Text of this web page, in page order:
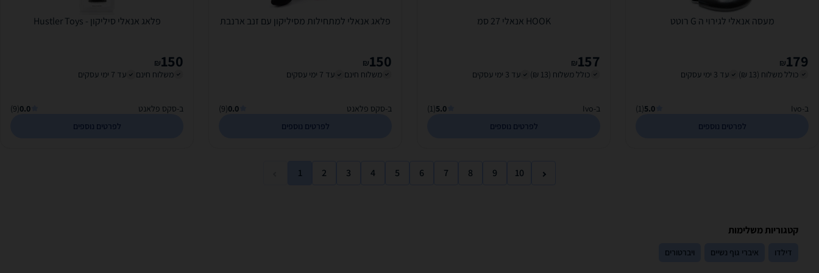
מעסה אנאלי לגירוי ה G רוטט
179
₪
כולל משלוח (13 ₪)
עד 3 ימי עסקים
ב-Ivo 5.0
(1)
לפרטים נוספים
HOOK אנאלי 27 סמ
157
₪
כולל משלוח (13 ₪)
עד 3 ימי עסקים
ב-Ivo 5.0
(1)
לפרטים נוספים
פלאג אנאלי למתחילות מסיליקון עם זנב ארנבת
150
₪
משלוח חינם
עד 7 ימי עסקים
ב-סקס פלאנט 0.0
(9)
לפרטים נוספים
פלאג אנאלי סיליקון - Hustler Toys
150
₪
משלוח חינם
עד 7 ימי עסקים
ב-סקס פלאנט 0.0
(9)
לפרטים נוספים
1 2 3 4 5 6 7 8 9 10
קטגוריות משלימות
דילדו איברי גוף נשיים ויברטורים